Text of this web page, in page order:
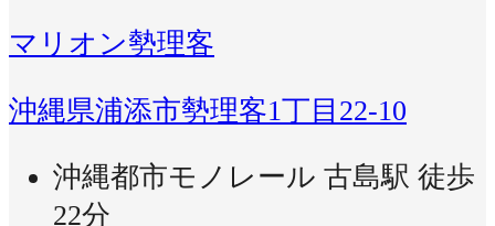
マリオン勢理客
沖縄県浦添市勢理客1丁目22-10
沖縄都市モノレール 古島駅 徒歩
22分